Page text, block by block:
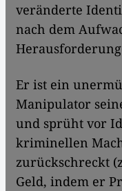
veränderte
nach dem
Er ist ein
Manipulator
und sprüht vor
kriminellen
zurückschreckt
Geld, indem er